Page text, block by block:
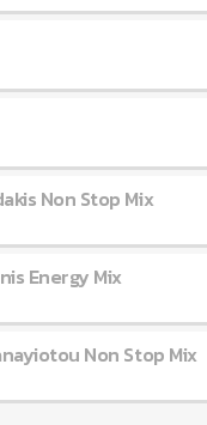
Non Stop Mix
Energy Mix
Non Stop Mix